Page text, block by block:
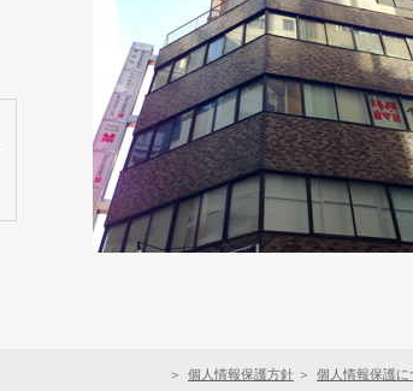
個人情報保護方針 個人情報保護に